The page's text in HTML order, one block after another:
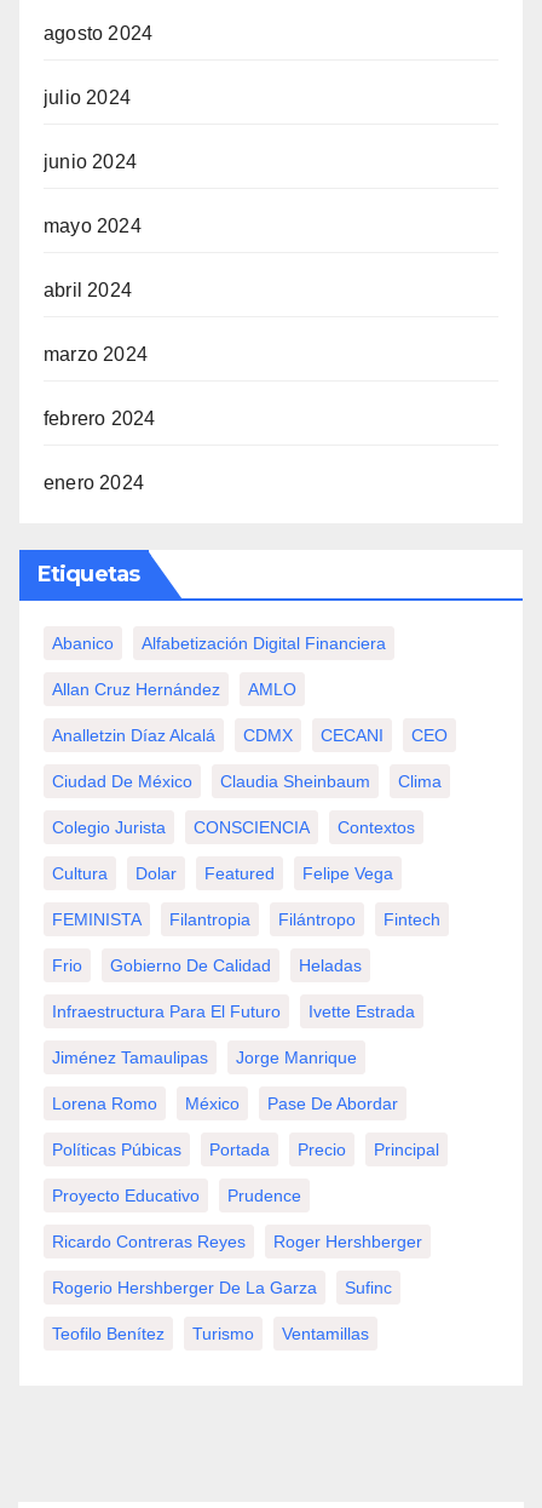
agosto 2024
julio 2024
junio 2024
mayo 2024
abril 2024
marzo 2024
febrero 2024
enero 2024
Etiquetas
Abanico Alfabetización Digital Financiera
Allan Cruz Hernández AMLO
Analletzin Díaz Alcalá CDMX CECANI CEO
Ciudad De México Claudia Sheinbaum Clima
Colegio Jurista CONSCIENCIA Contextos
Cultura Dolar Featured Felipe Vega
FEMINISTA Filantropia Filántropo Fintech
Frio Gobierno De Calidad Heladas
Infraestructura Para El Futuro Ivette Estrada
Jiménez Tamaulipas Jorge Manrique
Lorena Romo México Pase De Abordar
Políticas Púbicas Portada Precio Principal
Proyecto Educativo Prudence
Ricardo Contreras Reyes Roger Hershberger
Rogerio Hershberger De La Garza Sufinc
Teofilo Benítez Turismo Ventamillas